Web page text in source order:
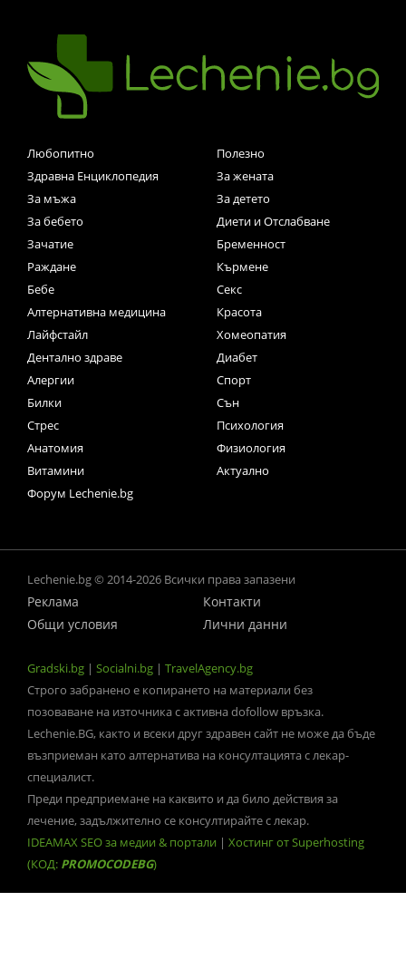
Любопитно
Полезно
Здравна Енциклопедия
За жената
За мъжа
За детето
За бебето
Диети и Отслабване
Зачатие
Бременност
Раждане
Кърмене
Бебе
Секс
Алтернативна медицина
Красота
Лайфстайл
Хомеопатия
Дентално здраве
Диабет
Алергии
Спорт
Билки
Сън
Стрес
Психология
Анатомия
Физиология
Витамини
Актуално
Форум Lechenie.bg
Lechenie.bg © 2014-2026 Всички права запазени
Реклама
Контакти
Общи условия
Лични данни
Gradski.bg | Socialni.bg | TravelAgency.bg
Строго забранено е копирането на материали без
позоваване на източника с активна dofollow връзка.
Lechenie.BG, както и всеки друг здравен сайт не може да бъде
възприеман като алтернатива на консултацията с лекар-
специалист.
Преди предприемане на каквито и да било действия за
лечение, задължително се консултирайте с лекар.
IDEAMAX SEO за медии & портали | Хостинг от Superhosting
(КОД: PROMOCODEBG)